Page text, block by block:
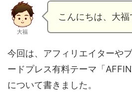
大福
こんにちは、大
今回は、アフィリエイターや
ードプレス有料テーマ「
について書きました。